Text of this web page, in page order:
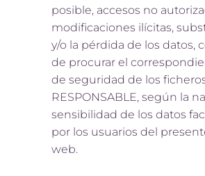
posible, accesos no
modificaciones ilícitas,
y/o la pérdida de los datos,
de procurar el
de seguridad de los
RESPONSABLE, según la
sensibilidad de los datos
por los usuarios del
web.